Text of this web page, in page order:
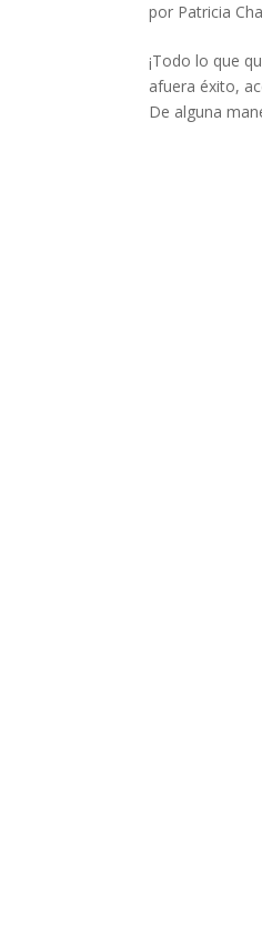
por Patricia
¡Todo lo que
afuera éxito,
De alguna